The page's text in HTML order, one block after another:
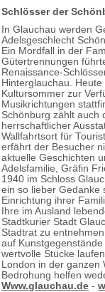
Schlösser der
In Glauchau werden
Adelsgeschlecht
Ein Mordfall in der
Gütertrennungen
Renaissance-
Hinterglauchau.
Kultursommer zur
Musikrichtungen
Schönburg zählt auch
herrschaftlicher
Wallfahrtsort für
erfährt der Besucher
aktuelle Geschichten
Adelsfamilie, Gräfin
1940 im Schloss
ein so lieber Gedanke
Einrichtung ihrer
Ihre im Ausland
Stadtkurier Stadt
Stadtrat zu
auf
wertvolle Stücke
London in der ganzen
Bedrohung helfen
Www.glauchau.de -